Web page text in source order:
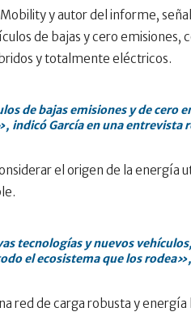
y autor del informe,
de bajas y cero emisiones,
y totalmente eléctricos.
de bajas emisiones y de cero
indicó García en una entrevista
el origen de la energía
tecnologías y nuevos
el ecosistema que los
red de carga robusta y